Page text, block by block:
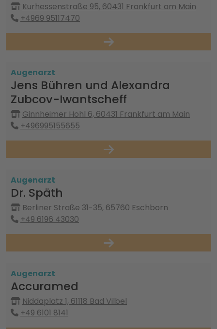
Kurhessenstraße 95, 60431 Frankfurt am Main
+4969 95117470
Augenarzt
Jens Bühren und Alexandra
Zubcov-Iwantscheff
Ginnheimer Hohl 6, 60431 Frankfurt am Main
+496995155655
Augenarzt
Dr. Späth
Berliner Straße 31-35, 65760 Eschborn
+49 6196 43030
Augenarzt
Accuramed
Niddaplatz 1, 61118 Bad Vilbel
+49 6101 8141